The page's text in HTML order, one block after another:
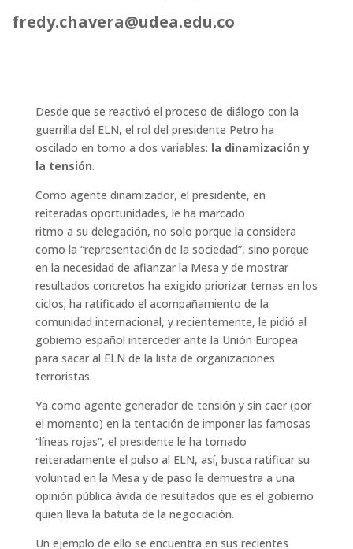
fredy.chavera@udea.edu.co
Desde que se reactivó el proceso de diálogo con la
guerrilla del ELN, el rol del presidente Petro ha
oscilado en torno a dos variables: la dinamización y
la tensión.
Como agente dinamizador, el presidente, en
reiteradas oportunidades, le ha marcado
ritmo a su delegación, no solo porque la considera
como la “representación de la sociedad”, sino porque
en la necesidad de afianzar la Mesa y de mostrar
resultados concretos ha exigido priorizar temas en los
ciclos; ha ratificado el acompañamiento de la
comunidad internacional, y recientemente, le pidió al
gobierno español interceder ante la Unión Europea
para sacar al ELN de la lista de organizaciones
terroristas.
Ya como agente generador de tensión y sin caer (por
el momento) en la tentación de imponer las famosas
“líneas rojas”, el presidente le ha tomado
reiteradamente el pulso al ELN, así, busca ratificar su
voluntad en la Mesa y de paso le demuestra a una
opinión pública ávida de resultados que es el gobierno
quien lleva la batuta de la negociación.
Un ejemplo de ello se encuentra en sus recientes